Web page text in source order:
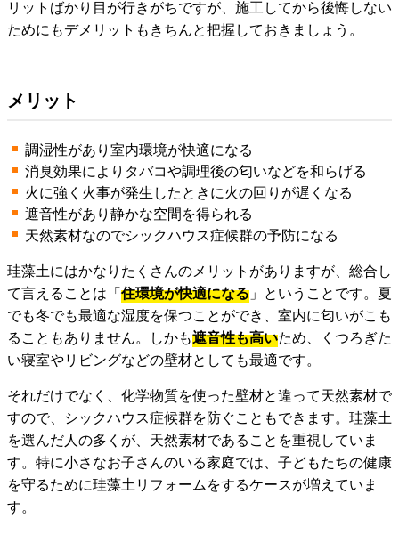
リットばかり目が行きがちですが、施工してから後悔しない
ためにもデメリットもきちんと把握しておきましょう。
メリット
調湿性があり室内環境が快適になる
消臭効果によりタバコや調理後の匂いなどを和らげる
火に強く火事が発生したときに火の回りが遅くなる
遮音性があり静かな空間を得られる
天然素材なのでシックハウス症候群の予防になる
珪藻土にはかなりたくさんのメリットがありますが、総合し
て言えることは「住環境が快適になる 」ということです。夏
でも冬でも最適な湿度を保つことができ、室内に匂いがこも
ることもありません。しかも遮音性も高いため、くつろぎた
い寝室やリビングなどの壁材としても最適です。
それだけでなく、化学物質を使った壁材と違って天然素材で
すので、シックハウス症候群を防ぐこともできます。珪藻土
を選んだ人の多くが、天然素材であることを重視していま
す。特に小さなお子さんのいる家庭では、子どもたちの健康
を守るために珪藻土リフォームをするケースが増えていま
す。